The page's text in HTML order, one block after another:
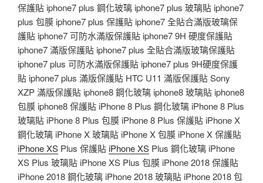
保護貼 iphone7 plus 鋼化玻璃 iphone7 plus 玻璃貼 iphone7
plus 包膜 iphone7 plus 保護貼 iphone7 全貼合滿版玻璃保
護貼 iphone7 可防水滿版保護貼 iphone7 9H 硬度保護貼
iphone7 滿版保護貼 iphone7 plus 全貼合滿版玻璃保護貼
iphone7 plus 可防水滿版保護貼 iphone7 plus 9H硬度保護
貼 iphone7 plus 滿版保護貼 HTC U11 滿版保護貼 Sony
XZP 滿版保護貼 iphone8 鋼化玻璃 iphone8 玻璃貼 iphone8
包膜 iphone8 保護貼 iPhone 8 Plus 鋼化玻璃 iPhone 8 Plus
玻璃貼 iPhone 8 Plus 包膜 iPhone 8 Plus 保護貼 iPhone X
鋼化玻璃 iPhone X 玻璃貼 iPhone X 包膜 iPhone X 保護貼
iPhone XS Plus 保護貼iPhone XS Plus 鋼化玻璃 iPhone
XS Plus 玻璃貼 iPhone XS Plus 包膜 iPhone 2018 保護貼
iPhone 2018 鋼化玻璃 iPhone 2018 玻璃貼 iPhone 2018 包